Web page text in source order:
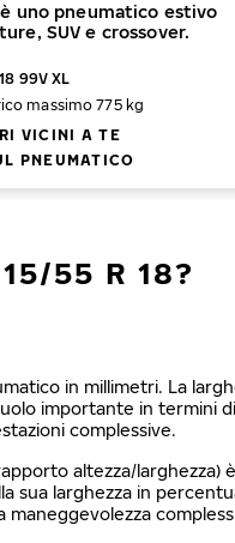
uno pneumatico estivo
SUV e crossover.
99V XL
massimo 775 kg
VICINI A TE
PNEUMATICO
55 R 18?
in millimetri. La
importante in termini
complessive.
altezza/larghezza)
sua larghezza in
maneggevolezza